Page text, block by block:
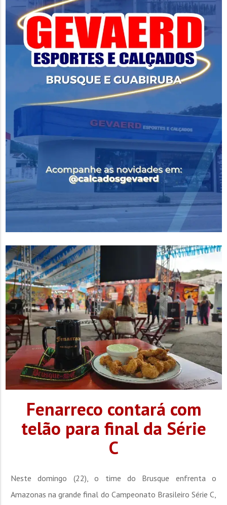
Fenarreco contará com
telão para final da Série
C
Neste domingo (22), o time do Brusque enfrenta o
Amazonas na grande final do Campeonato Brasileiro Série C,